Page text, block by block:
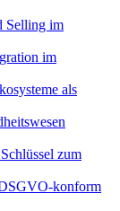
Selling im
im
als
zum
konform